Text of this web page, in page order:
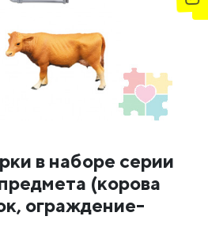
в наборе серии
(корова
ограждение-